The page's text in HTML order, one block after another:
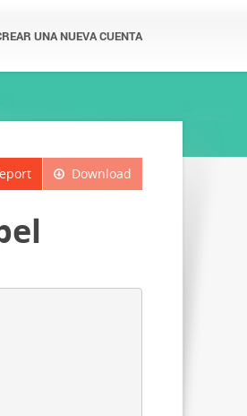
UNA NUEVA CUENTA
Download